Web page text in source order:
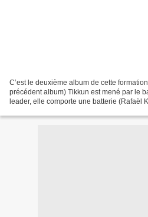
C’est le deuxième album de cette
précédent album) Tikkun est mené par le
leader, elle comporte une batterie (Rafaël